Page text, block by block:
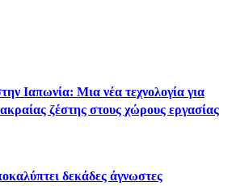
Ιαπωνία: Μια νέα τεχνολογία για
ζέστης στους χώρους εργασίας
δεκάδες άγνωστες